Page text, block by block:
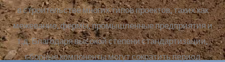
в строительстве многих типов проектов, таких как
межевание, фермы, промышленные предприятия и
т.д. Благодаря высокой степени стандартизации,
сборные компоненты могут сократить период